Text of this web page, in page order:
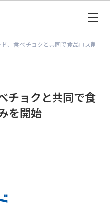
ド、食べチョクと共同で食品ロス削
チョクと共同で食
を開始